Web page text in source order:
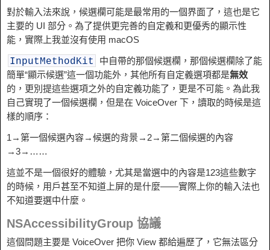
對於輸入法來說，候選欄可能是最常用的一個界面了，這也是它
主要的 UI 部分。為了提供更完善的自定義和更優秀的顯示性
能，實際上我並沒有使用 macOS
InputMethodKit
中自帶的那個候選欄，那個候選欄除了能
簡單“顯示候選”這一個功能外，其他所有自定義選項都是無效
的，更別提這些選項之外的自定義功能了，更是不可能。為此我
自己實現了一個候選欄，但是在 VoiceOver 下，讀取的時候是這
樣的順序：
1→第一個候選內容→候選的背景→2→第二個候選的內容
→3→……
這並不是一個很好的體驗，尤其是當選中的內容是123這些數字
的時候，用戶甚至不知道上屏的是什麼——實際上你的輸入法也
不知道要選中什麼。
NSAccessibilityGroup 協議
這個問題主要是 VoiceOver 把你 View 都給遍歷了，它無法區分